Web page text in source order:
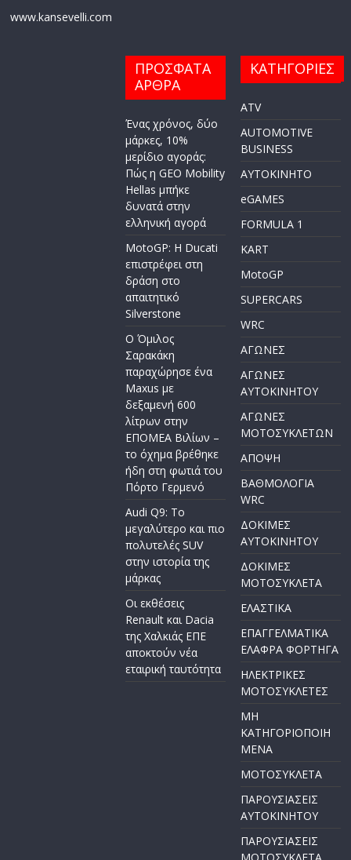
www.kansevelli.com
ΠΡΟΣΦΑΤΑ
ΑΡΘΡΑ
Ένας χρόνος, δύο
μάρκες, 10%
μερίδιο αγοράς:
Πώς η GEO Mobility
Hellas μπήκε
δυνατά στην
ελληνική αγορά
MotoGP: Η Ducati
επιστρέφει στη
δράση στο
απαιτητικό
Silverstone
Ο Όμιλος
Σαρακάκη
παραχώρησε ένα
Maxus με
δεξαμενή 600
λίτρων στην
ΕΠΟΜΕΑ Βιλίων –
το όχημα βρέθηκε
ήδη στη φωτιά του
Πόρτο Γερμενό
Audi Q9: Το
μεγαλύτερο και πιο
πολυτελές SUV
στην ιστορία της
μάρκας
Οι εκθέσεις
Renault και Dacia
της Χαλκιάς ΕΠΕ
αποκτούν νέα
εταιρική ταυτότητα
ΚΑΤΗΓΟΡΙΕΣ
ATV
AUTOMOTIVE
BUSINESS
AYTOKINHTO
eGAMES
FORMULA 1
KART
MotoGP
SUPERCARS
WRC
ΑΓΩΝΕΣ
ΑΓΩΝΕΣ
AYTOKINHTOY
ΑΓΩΝΕΣ
ΜΟΤΟΣΥΚΛΕΤΩΝ
ΑΠΟΨΗ
ΒΑΘΜΟΛΟΓΙΑ
WRC
ΔΟΚΙΜΕΣ
ΑΥΤΟΚΙΝΗΤΟΥ
ΔΟΚΙΜΕΣ
ΜΟΤΟΣΥΚΛΕΤΑ
ΕΛΑΣΤΙΚΑ
ΕΠΑΓΓΕΛΜΑΤΙΚΑ
ΕΛΑΦΡΑ ΦΟΡΤΗΓΑ
ΗΛΕΚΤΡΙΚΕΣ
ΜΟΤΟΣΥΚΛΕΤΕΣ
ΜΗ
ΚΑΤΗΓΟΡΙΟΠΟΙΗ
ΜΕΝΑ
ΜΟΤΟΣΥΚΛΕΤΑ
ΠΑΡΟΥΣΙΑΣΕΙΣ
ΑΥΤΟΚΙΝΗΤΟΥ
ΠΑΡΟΥΣΙΑΣΕΙΣ
ΜΟΤΟΣΥΚΛΕΤΑ